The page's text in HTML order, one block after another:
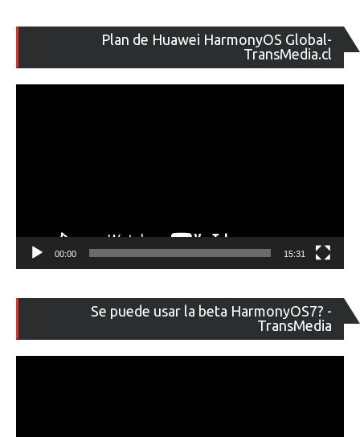
Plan de Huawei HarmonyOS Global-
TransMedia.cl
de
00:00 15:31
Se puede usar la beta HarmonyOS7? -
TransMedia
de